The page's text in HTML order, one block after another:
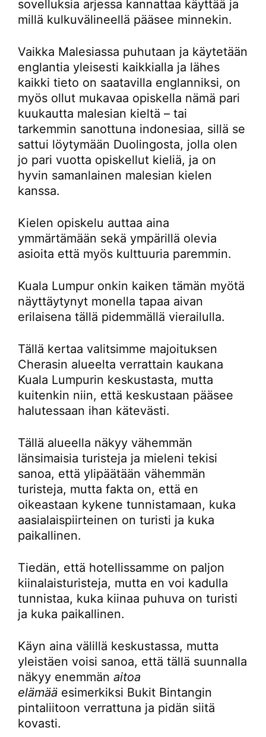
sovelluksia arjessa kannattaa käyttää ja
millä kulkuvälineellä pääsee minnekin.
Vaikka Malesiassa puhutaan ja käytetään
englantia yleisesti kaikkialla ja lähes
kaikki tieto on saatavilla englanniksi, on
myös ollut mukavaa opiskella nämä pari
kuukautta malesian kieltä – tai
tarkemmin sanottuna indonesiaa, sillä se
sattui löytymään Duolingosta, jolla olen
jo pari vuotta opiskellut kieliä, ja on
hyvin samanlainen malesian kielen
kanssa.
Kielen opiskelu auttaa aina
ymmärtämään sekä ympärillä olevia
asioita että myös kulttuuria paremmin.
Kuala Lumpur onkin kaiken tämän myötä
näyttäytynyt monella tapaa aivan
erilaisena tällä pidemmällä vierailulla.
Tällä kertaa valitsimme majoituksen
Cherasin alueelta verrattain kaukana
Kuala Lumpurin keskustasta, mutta
kuitenkin niin, että keskustaan pääsee
halutessaan ihan kätevästi.
Tällä alueella näkyy vähemmän
länsimaisia turisteja ja mieleni tekisi
sanoa, että ylipäätään vähemmän
turisteja, mutta fakta on, että en
oikeastaan kykene tunnistamaan, kuka
aasialaispiirteinen on turisti ja kuka
paikallinen.
Tiedän, että hotellissamme on paljon
kiinalaisturisteja, mutta en voi kadulla
tunnistaa, kuka kiinaa puhuva on turisti
ja kuka paikallinen.
Käyn aina välillä keskustassa, mutta
yleistäen voisi sanoa, että tällä suunnalla
näkyy enemmän aitoa
elämää esimerkiksi Bukit Bintangin
pintaliitoon verrattuna ja pidän siitä
kovasti.